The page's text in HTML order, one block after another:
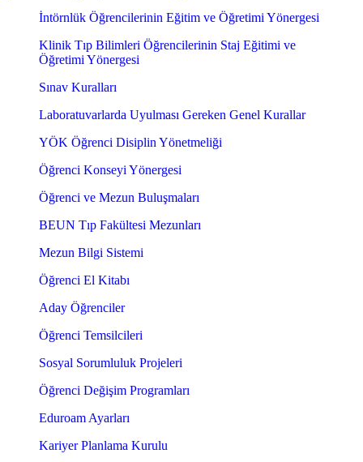
İntörnlük Öğrencilerinin Eğitim ve Öğretimi Yönergesi
Klinik Tıp Bilimleri Öğrencilerinin Staj Eğitimi ve
Öğretimi Yönergesi
Sınav Kuralları
Laboratuvarlarda Uyulması Gereken Genel Kurallar
YÖK Öğrenci Disiplin Yönetmeliği
Öğrenci Konseyi Yönergesi
Öğrenci ve Mezun Buluşmaları
BEUN Tıp Fakültesi Mezunları
Mezun Bilgi Sistemi
Öğrenci El Kitabı
Aday Öğrenciler
Öğrenci Temsilcileri
Sosyal Sorumluluk Projeleri
Öğrenci Değişim Programları
Eduroam Ayarları
Kariyer Planlama Kurulu